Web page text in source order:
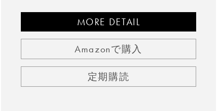
MORE DETAIL
Amazonで購入
定期購読